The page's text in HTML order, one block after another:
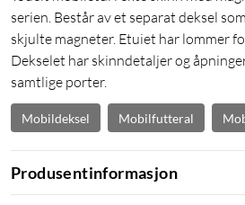
serien. Består av et separat deksel
skjulte magneter. Etuiet har lommer
Dekselet har skinndetaljer og
samtlige porter.
Mobildeksel Mobilfutteral
Produsentinformasjon